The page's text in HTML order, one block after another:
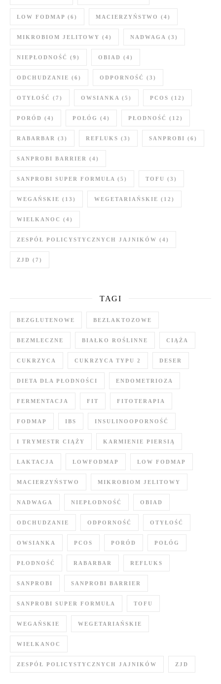
LOW FODMAP (6) MACIERZYŃSTWO (4)
MIKROBIOM JELITOWY (4) NADWAGA (3)
NIEPŁODNOŚĆ (9) OBIAD (4)
ODCHUDZANIE (6) ODPORNOŚĆ (3)
OTYŁOŚĆ (7) OWSIANKA (5) PCOS (12)
PORÓD (4) POŁÓG (4) PŁODNOŚĆ (12)
RABARBAR (3) REFLUKS (3) SANPROBI (6)
SANPROBI BARRIER (4)
SANPROBI SUPER FORMUŁA (5) TOFU (3)
WEGAŃSKIE (13) WEGETARIAŃSKIE (12)
WIELKANOC (4)
ZESPÓŁ POLICYSTYCZNYCH JAJNIKÓW (4)
ZJD (7)
TAGI
BEZGLUTENOWE BEZLAKTOZOWE
BEZMLECZNE BIAŁKO ROŚLINNE CIĄŻA
CUKRZYCA CUKRZYCA TYPU 2 DESER
DIETA DLA PŁODNOŚCI ENDOMETRIOZA
FERMENTACJA FIT FITOTERAPIA
FODMAP IBS INSULINOOPORNOŚĆ
I TRYMESTR CIĄŻY KARMIENIE PIERSIĄ
LAKTACJA LOWFODMAP LOW FODMAP
MACIERZYŃSTWO MIKROBIOM JELITOWY
NADWAGA NIEPŁODNOŚĆ OBIAD
ODCHUDZANIE ODPORNOŚĆ OTYŁOŚĆ
OWSIANKA PCOS PORÓD POŁÓG
PŁODNOŚĆ RABARBAR REFLUKS
SANPROBI SANPROBI BARRIER
SANPROBI SUPER FORMUŁA TOFU
WEGAŃSKIE WEGETARIAŃSKIE
WIELKANOC
ZESPÓŁ POLICYSTYCZNYCH JAJNIKÓW ZJD